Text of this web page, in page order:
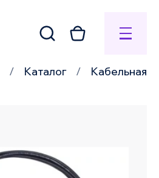
Каталог Кабельная